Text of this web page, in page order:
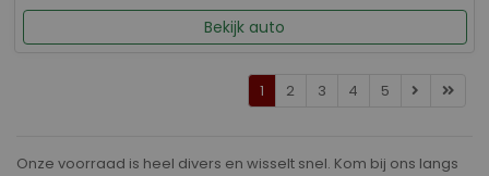
Bekijk auto
1 2 3 4 5
Onze voorraad is heel divers en wisselt snel. Kom bij ons langs